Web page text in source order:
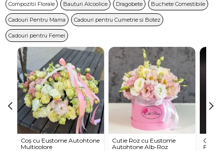
Compozitii Florale Bauturi Alcoolice Dragobete Buchete Comestibile
Cadouri Pentru Mama Cadouri pentru Cumetrie si Botez
Cadouri pentru Femei
Coș cu Eustome Autohtone
Multicolore
Cutie Roz cu Eustome
Autohtone Alb-Roz
Cutie